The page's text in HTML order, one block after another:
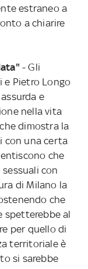
estraneo a
a chiarire
- Gli
e Pietro Longo
e
nella vita
dimostra la
con una certa
che
con
di Milano la
che
spetterebbe al
per quello di
territoriale è
si sarebbe